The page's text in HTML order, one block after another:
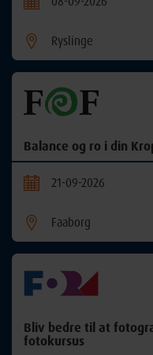
Ryslinge
Balance og ro i din
21-09-2026
Faaborg
Bliv bedre til at
fotokursus